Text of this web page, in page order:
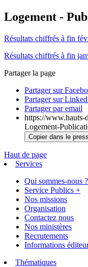
Logement -
Résultats chiffrés à fin
Résultats chiffrés à fin
Partager la page
Partager sur
Partager sur
Partager par email
https://www.hauts-
Logement-
Copier dans le
Haut de page
Services
Qui sommes-nous ?
Service Publics +
Nos missions
Organisation
Contactez nous
Nos ministères
Recrutements
Informations
Thématiques